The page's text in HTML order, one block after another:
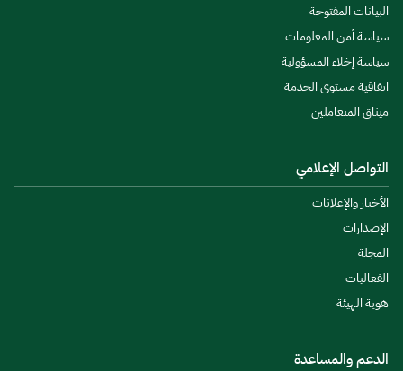
البيانات المفتوحة
سياسة أمن المعلومات
سياسة إخلاء المسؤولية
اتفاقية مستوى الخدمة
ميثاق المتعاملين
التواصل الإعلامي
الأخبار والإعلانات
الإصدارات
المجلة
الفعاليات
هوية الهيئة
الدعم والمساعدة